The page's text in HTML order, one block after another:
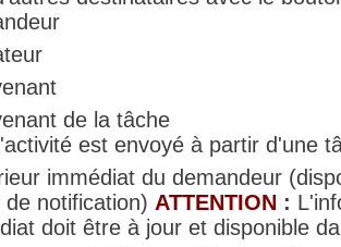
de la tâche
est envoyé à partir d'une
immédiat du demandeur
de notification) ATTENTION :
doit être à jour et disponible